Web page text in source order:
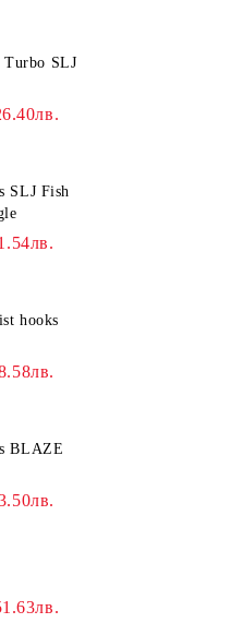
Turbo SLJ
SLJ Fish
hooks
BLAZE